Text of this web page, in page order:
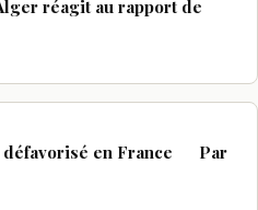
réagit au rapport de
défavorisé en France Par